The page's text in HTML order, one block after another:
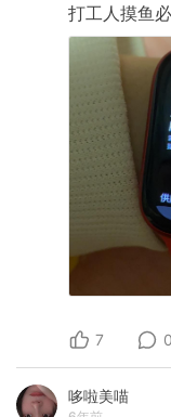
打工人摸鱼
7 0
哆啦美喵